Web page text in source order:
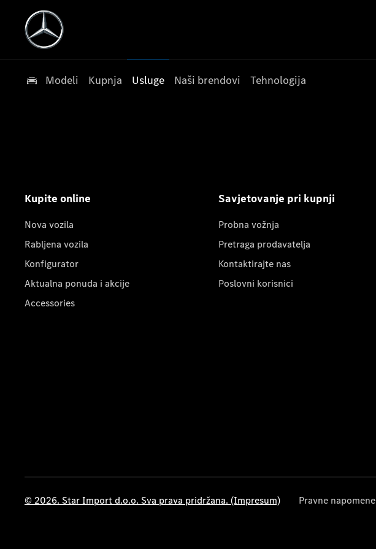
Modeli Kupnja Usluge Naši brendovi Tehnologija
Kupite online
Nova vozila
Rabljena vozila
Konfigurator
Aktualna ponuda i akcije
Accessories
Savjetovanje pri kupnji
Probna vožnja
Pretraga prodavatelja
Kontaktirajte nas
Poslovni korisnici
© 2026. Star Import d.o.o. Sva prava pridržana. (Impresum) Pravne napomene